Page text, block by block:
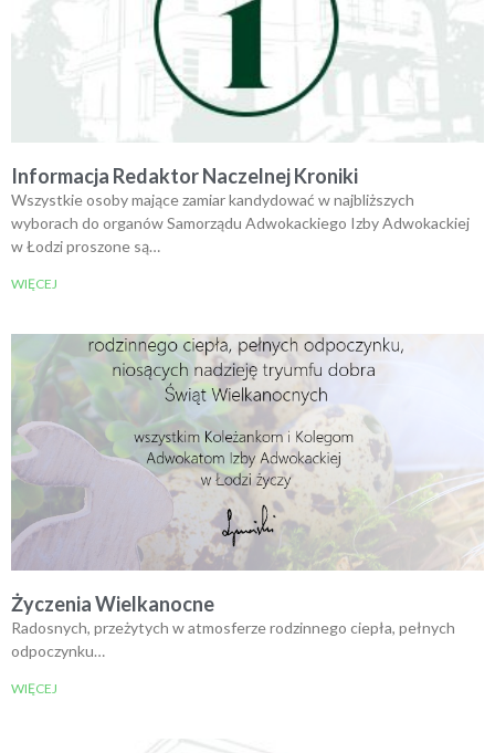
Informacja Redaktor Naczelnej Kroniki
Wszystkie osoby mające zamiar kandydować w najbliższych
wyborach do organów Samorządu Adwokackiego Izby Adwokackiej
w Łodzi proszone są…
WIĘCEJ
Życzenia Wielkanocne
Radosnych, przeżytych w atmosferze rodzinnego ciepła, pełnych
odpoczynku…
WIĘCEJ